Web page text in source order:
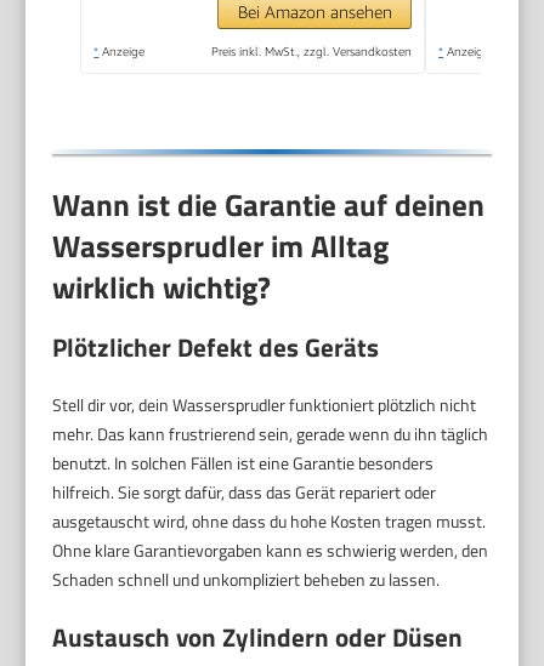
Bei Amazon ansehen
* Anzeige Preis inkl. MwSt., zzgl. Versandkosten * Anzeige
Wann ist die Garantie auf deinen
Wassersprudler im Alltag
wirklich wichtig?
Plötzlicher Defekt des Geräts
Stell dir vor, dein Wassersprudler funktioniert plötzlich nicht
mehr. Das kann frustrierend sein, gerade wenn du ihn täglich
benutzt. In solchen Fällen ist eine Garantie besonders
hilfreich. Sie sorgt dafür, dass das Gerät repariert oder
ausgetauscht wird, ohne dass du hohe Kosten tragen musst.
Ohne klare Garantievorgaben kann es schwierig werden, den
Schaden schnell und unkompliziert beheben zu lassen.
Austausch von Zylindern oder Düsen